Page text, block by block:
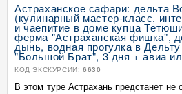
Астраханское сафари: дельта
(кулинарный мастер-класс,
и чаепитие в доме купца
ферма "Астраханская фишка",
дынь, водная прогулка в
"Большой Брат", 3 дня + авиа
КОД ЭКСКУРСИИ: 6630
В этом туре Астрахань предстанет не